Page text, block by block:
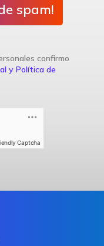
spam!
confirmo
y Política de
Captcha